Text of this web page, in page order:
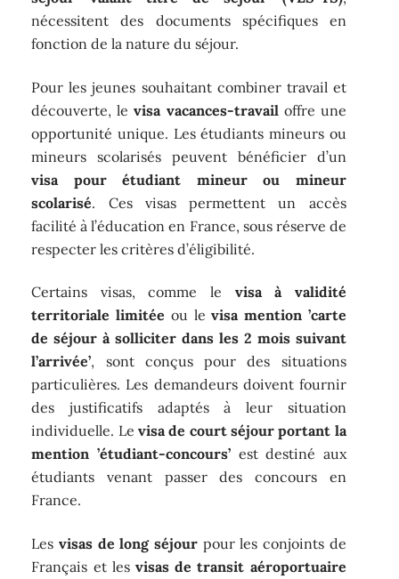
nécessitent des documents spécifiques en
fonction de la nature du séjour.
Pour les jeunes souhaitant combiner travail et
découverte, levisa vacances-travailoffre une
opportunité unique. Les étudiants mineurs ou
mineurs scolarisés peuvent bénéficier d’un
visa pour étudiant mineur ou mineur
scolarisé. Ces visas permettent un accès
facilité à l’éducation en France, sous réserve de
respecter les critères d’éligibilité.
Certains visas, comme le visa à validité
territoriale limitée ou levisa mention ’carte
de séjour à solliciter dans les 2 mois suivant
l’arrivée’, sont conçus pour des situations
particulières. Les demandeurs doivent fournir
des justificatifs adaptés à leur situation
individuelle. Levisa de court séjour portant la
mention ’étudiant-concours’est destiné aux
étudiants venant passer des concours en
France.
Lesvisas de long séjour pour les conjoints de
Français et les visas de transit aéroportuaire